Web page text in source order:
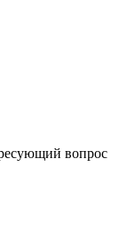
вопрос